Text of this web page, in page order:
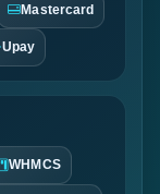
Mastercard
Upay
WHMCS